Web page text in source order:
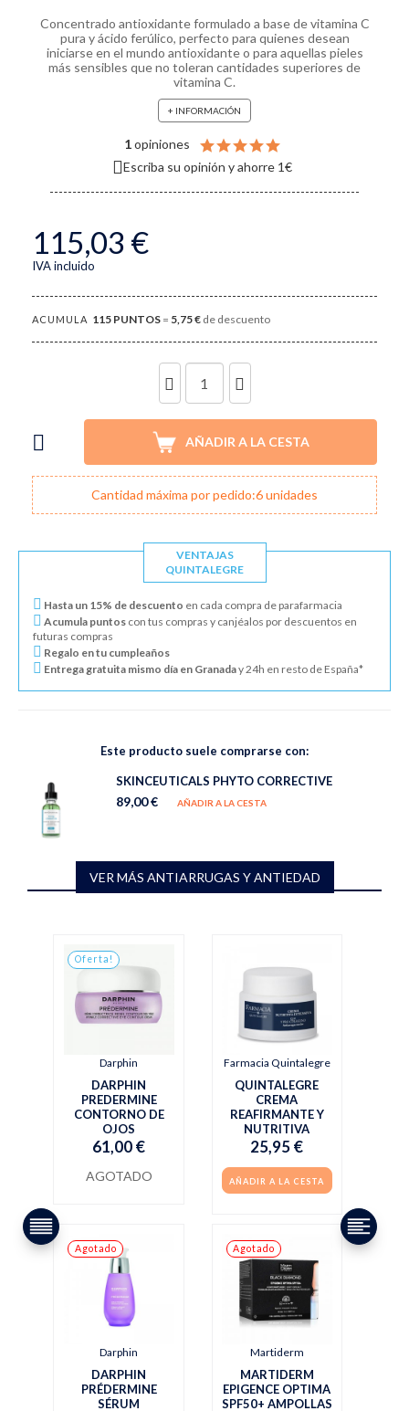
Concentrado antioxidante formulado a base de vitamina C
pura y ácido ferúlico, perfecto para quienes desean
iniciarse en el mundo antioxidante o para aquellas pieles
más sensibles que no toleran cantidades superiores de
vitamina C.
+ INFORMACIÓN
1opiniones
Escriba su opinión y ahorre 1€
115,03 €
IVA incluido
ACUMULA 115 PUNTOS = 5,75 € de descuento
UNIDADES
AÑADIR A LA CESTA
Cantidad máxima por pedido:6 unidades
VENTAJAS
QUINTALEGRE
Hasta un 15% de descuento en cada compra de parafarmacia
Acumula puntos con tus compras y canjéalos por descuentos en
futuras compras
Regalo en tu cumpleaños
Entrega gratuita mismo día en Granaday 24h en resto de España*
Este producto suele comprarse con:
SKINCEUTICALS PHYTO CORRECTIVE
89,00 € AÑADIR A LA CESTA
VER MÁS ANTIARRUGAS Y ANTIEDAD
Oferta!
Darphin
DARPHIN
PREDERMINE
CONTORNO DE
OJOS
61,00 €
AGOTADO
Farmacia Quintalegre
QUINTALEGRE
CREMA
REAFIRMANTE Y
NUTRITIVA
25,95 €
AÑADIR A LA CESTA
Agotado
Darphin
DARPHIN
PRÉDERMINE
SÉRUM
Agotado
Martiderm
MARTIDERM
EPIGENCE OPTIMA
SPF50+ AMPOLLAS